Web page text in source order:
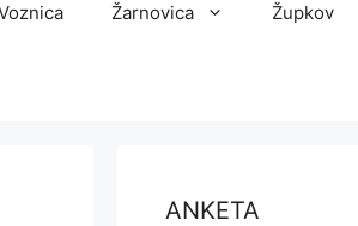
Žarnovica Župkov
ANKETA